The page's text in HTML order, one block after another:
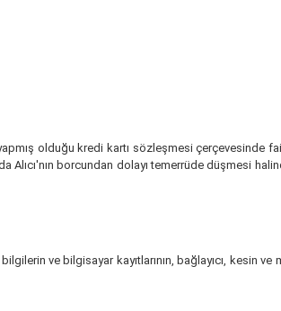
olduğu kredi kartı sözleşmesi çerçevesinde
borcundan dolayı temerrüde düşmesi
ve bilgisayar kayıtlarının, bağlayıcı, kesin